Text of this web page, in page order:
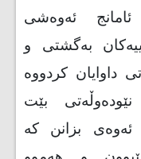
ئەوەشی
بەگشتی و
داوایان کردووە
بێت
بزانن کە